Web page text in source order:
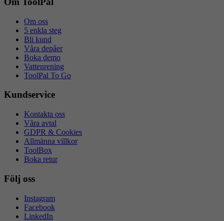
Om oss
5 enkla steg
Bli kund
Våra depåer
Boka demo
Vattenrening
ToolPal To Go
Kundservice
Kontakta oss
Våra avtal
GDPR & Cookies
Allmänna villkor
ToolBox
Boka retur
Följ oss
Instagram
Facebook
LinkedIn